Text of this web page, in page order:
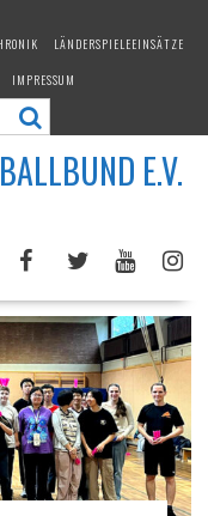
LÄNDERSPIELEEINSÄTZE
IMPRESSUM
E.V.